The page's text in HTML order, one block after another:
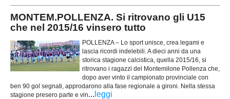
MONTEM.POLLENZA. Si ritrovano gli U15
che nel 2015/16 vinsero tutto
POLLENZA – Lo sport unisce, crea legami e
lascia ricordi indelebili. A dieci anni da una
storica stagione calcistica, quella 2015/16, si
ritrovano i ragazzi del Montemilone Pollenza che,
dopo aver vinto il campionato provinciale con
ben 90 gol segnati, approdarono alla fase regionale a gironi. Nella stessa
stagione presero parte e vin... leggi